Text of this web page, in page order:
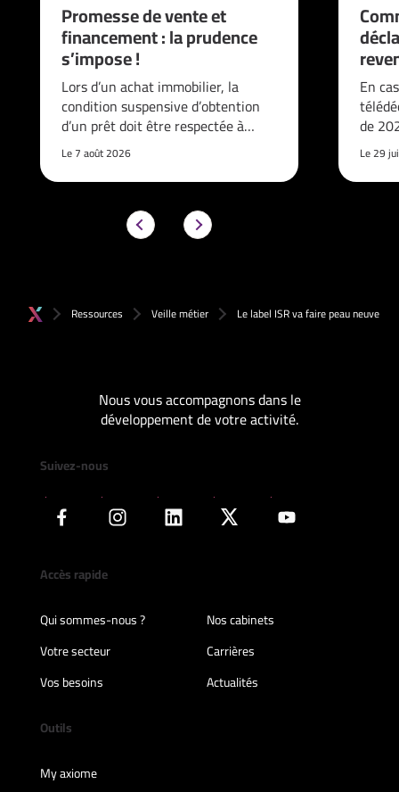
Promesse de vente et
financement : la prudence
s’impose !
Lors d’un achat immobilier, la
condition suspensive d’obtention
d’un prêt doit être respectée à…
Le 7 août 2026
En
de
Le 29
Ressources Veille métier Le label ISR va faire peau neuve
Nous vous accompagnons dans le
développement de votre activité.
Suivez-nous
Accès rapide
Qui sommes-nous ?
Nos cabinets
Votre secteur
Carrières
Vos besoins
Actualités
Outils
My axiome